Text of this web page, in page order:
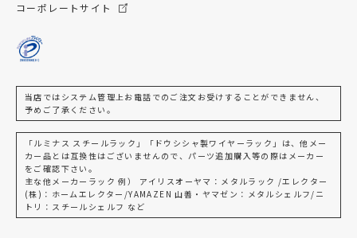
コーポレートサイト
当店ではシステム管理上お電話でのご注文お受けすることができません、
予めご了承ください。
「ルミナス スチールラック」「ドウシシャ製ワイヤーラック」は、他メー
カー品とは互換性はございませんので、パーツ追加購入等の際はメーカー
をご確認下さい。
主な他メーカーラック 例） アイリスオーヤマ：メタルラック /エレクター
(株)：ホームエレクター/YAMAZEN 山善・ヤマゼン：メタルシェルフ/ニ
トリ：スチールシェルフ など